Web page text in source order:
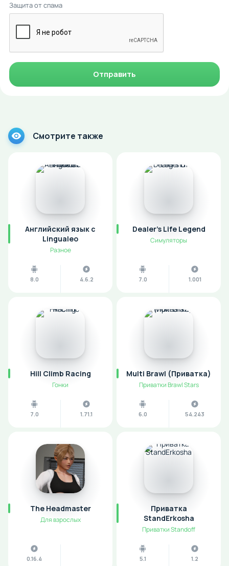
Защита от спама
Отправить
Смотрите также
Английский язык с
Lingualeo
Разное
8.0 4.6.2
Dealer's Life Legend
Симуляторы
7.0 1.001
Hill Climb Racing
Гонки
7.0 1.71.1
Multi Brawl (Приватка)
Приватки Brawl Stars
6.0 54.243
The Headmaster
Для взрослых
0.16.4
Приватка
StandErkosha
Приватки Standoff
5.1 1.2